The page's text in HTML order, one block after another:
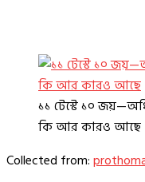
১১ টেস্টে ১০
কি আর কারও আছে
Collected from: